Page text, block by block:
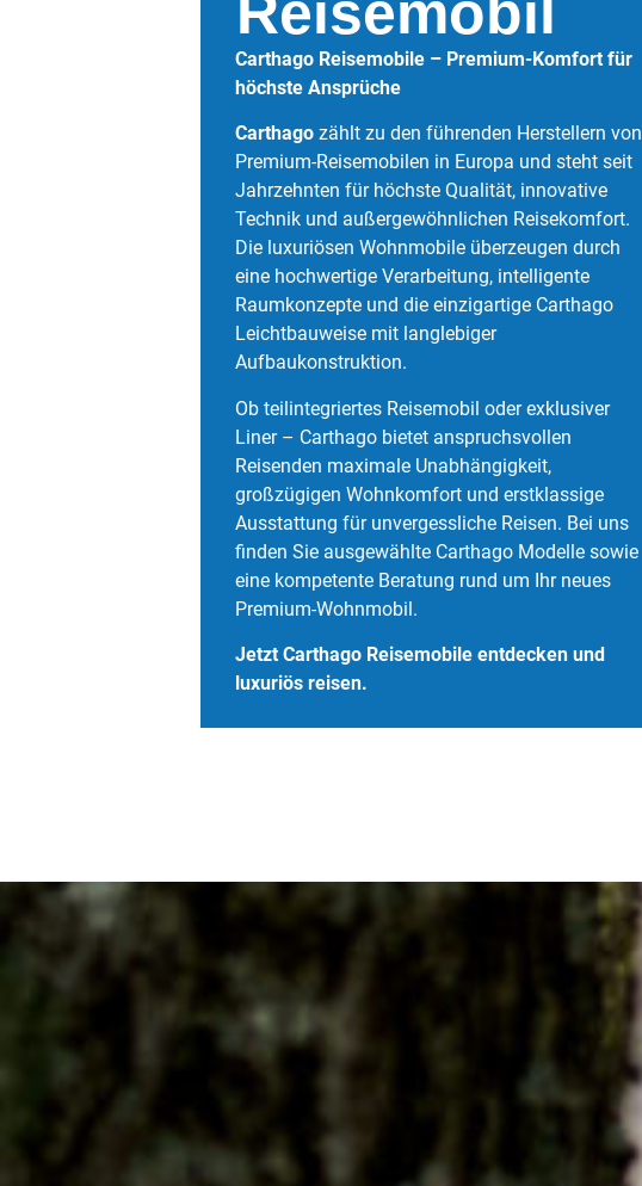
Carthago Reisemobile – Premium-Komfort für
höchste Ansprüche
Carthagozählt zu den führenden Herstellern von
Premium-Reisemobilen in Europa und steht seit
Jahrzehnten für höchste Qualität, innovative
Technik und außergewöhnlichen Reisekomfort.
Die luxuriösen Wohnmobile überzeugen durch
eine hochwertige Verarbeitung, intelligente
Raumkonzepte und die einzigartige Carthago
Leichtbauweise mit langlebiger
Aufbaukonstruktion.
Ob teilintegriertes Reisemobil oder exklusiver
Liner – Carthago bietet anspruchsvollen
Reisenden maximale Unabhängigkeit,
großzügigen Wohnkomfort und erstklassige
Ausstattung für unvergessliche Reisen. Bei uns
finden Sie ausgewählte Carthago Modelle sowie
eine kompetente Beratung rund um Ihr neues
Premium-Wohnmobil.
Jetzt Carthago Reisemobile entdecken und
luxuriös reisen.